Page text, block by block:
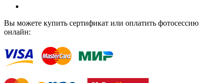
Вы можете купить сертификат или оплатить фотосессию
онлайн: